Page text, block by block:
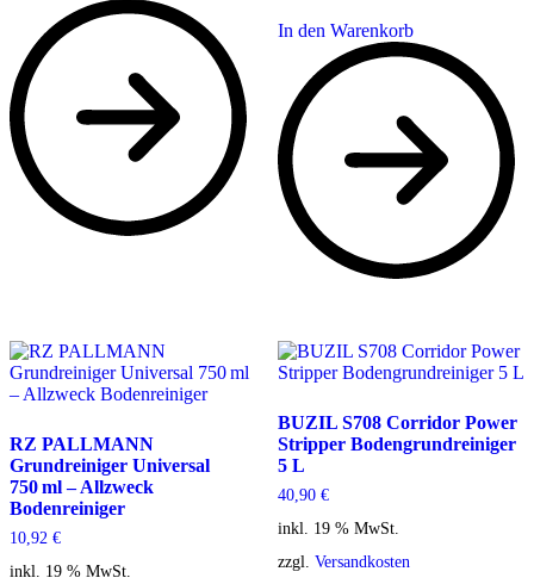
In den Warenkorb
RZ PALLMANN
Grundreiniger Universal
750 ml – Allzweck
Bodenreiniger
10,92 €
inkl. 19 % MwSt.
BUZIL S708 Corridor Power
Stripper Bodengrundreiniger
5 L
40,90 €
inkl. 19 % MwSt.
zzgl. Versandkosten